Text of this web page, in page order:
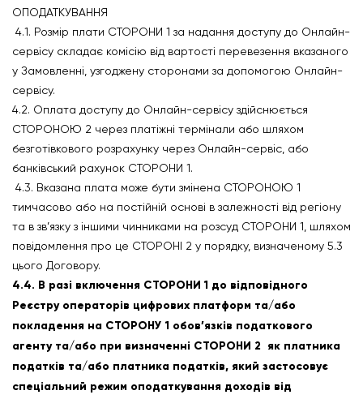
ОПОДАТКУВАННЯ
4.1. Розмір плати СТОРОНИ 1 за надання доступу до Онлайн-
сервісу складає комісію від вартості перевезення вказаного
у Замовленні, узгоджену сторонами за допомогою Онлайн-
сервісу.
4.2. Оплата доступу до Онлайн-сервісу здійснюється
СТОРОНОЮ 2 через платіжні термінали або шляхом
безготівкового розрахунку через Онлайн-сервіс, або
банківський рахунок СТОРОНИ 1.
4.3. Вказана плата може бути змінена СТОРОНОЮ 1
тимчасово або на постійній основі в залежності від регіону
та в зв’язку з іншими чинниками на розсуд СТОРОНИ 1, шляхом
повідомлення про це СТОРОНІ 2 у порядку, визначеному 5.3
цього Договору.
4.4. В разі включення СТОРОНИ 1 до відповідного
Реєстру операторів цифрових платформ та/або
покладення на СТОРОНУ 1 обов’язків податкового
агенту та/або при визначенні СТОРОНИ 2 як платника
податків та/або платника податків, який застосовує
спеціальний режим оподаткування доходів від